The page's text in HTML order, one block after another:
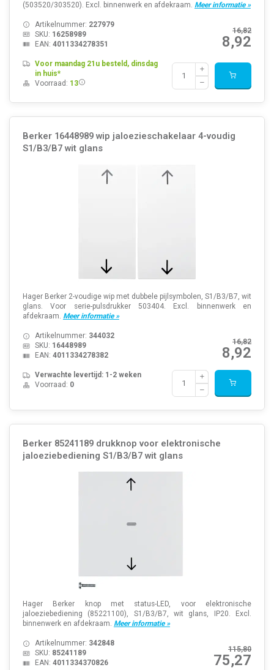
(503520/303520). Excl. binnenwerk en afdekraam. Meer informatie »
16,82
8,92
Artikelnummer: 227979
SKU: 16258989
EAN: 4011334278351
Voor maandag 21u besteld, dinsdag
in huis*
Voorraad: 13
Berker 16448989 wip jaloezieschakelaar 4-voudig
S1/B3/B7 wit glans
Hager Berker 2-voudige wip met dubbele pijlsymbolen, S1/B3/B7, wit
glans. Voor serie-pulsdrukker 503404. Excl. binnenwerk en
afdekraam. Meer informatie »
16,82
8,92
Artikelnummer: 344032
SKU: 16448989
EAN: 4011334278382
Verwachte levertijd: 1-2 weken
Voorraad: 0
Berker 85241189 drukknop voor elektronische
jaloeziebediening S1/B3/B7 wit glans
Hager Berker knop met status-LED, voor elektronische
jaloeziebediening (85221100), S1/B3/B7, wit glans, IP20. Excl.
binnenwerk en afdekraam. Meer informatie »
115,80
75,27
Artikelnummer: 342848
SKU: 85241189
EAN: 4011334370826